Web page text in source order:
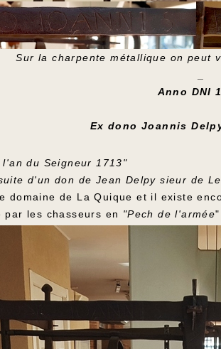
Sur la charpente métallique on peut
Anno DNI
Ex dono Joannis
l'an du Seigneur 1713"
d'un don de Jean Delpy sieur de
domaine de La Quique et il existe
par les chasseurs en "Pech de l'armée